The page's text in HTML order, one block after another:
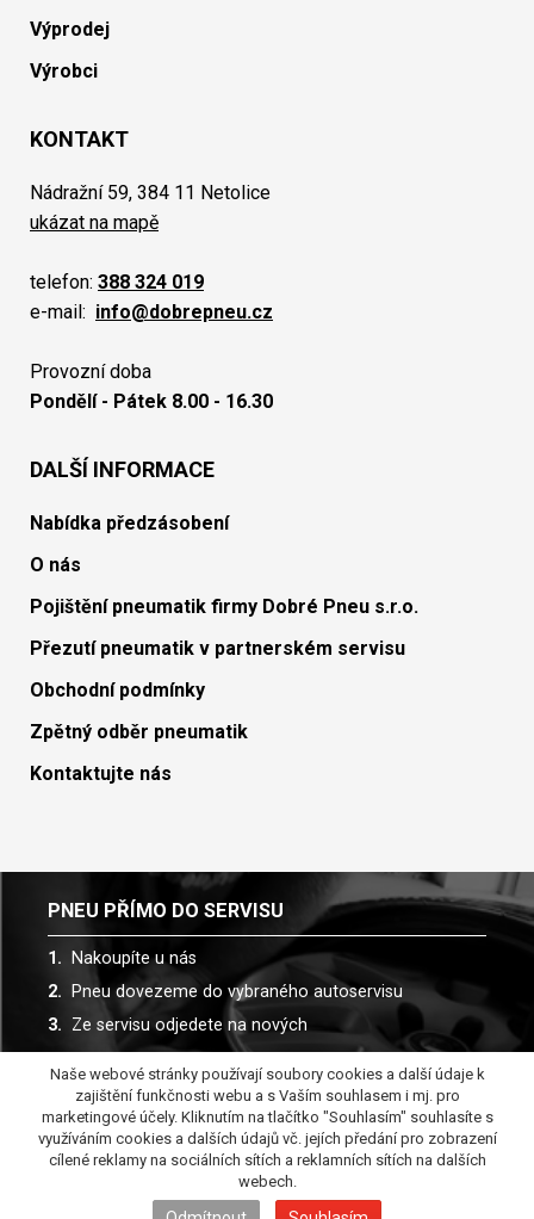
Výprodej
Výrobci
KONTAKT
Nádražní 59, 384 11 Netolice
ukázat na mapě
telefon: 388 324 019
e-mail: info@dobrepneu.cz
Provozní doba
Pondělí - Pátek 8.00 - 16.30
DALŠÍ INFORMACE
Nabídka předzásobení
O nás
Pojištění pneumatik firmy Dobré Pneu s.r.o.
Přezutí pneumatik v partnerském servisu
Obchodní podmínky
Zpětný odběr pneumatik
Kontaktujte nás
PNEU PŘÍMO DO SERVISU
Nakoupíte u nás
Pneu dovezeme do vybraného autoservisu
Ze servisu odjedete na nových
Spolupracujeme s více než 30 autoservisy
Naše webové stránky používají soubory cookies a další údaje k
zajištění funkčnosti webu a s Vaším souhlasem i mj. pro
marketingové účely. Kliknutím na tlačítko "Souhlasím" souhlasíte s
využíváním cookies a dalších údajů vč. jejích předání pro zobrazení
cílené reklamy na sociálních sítích a reklamních sítích na dalších
webech.